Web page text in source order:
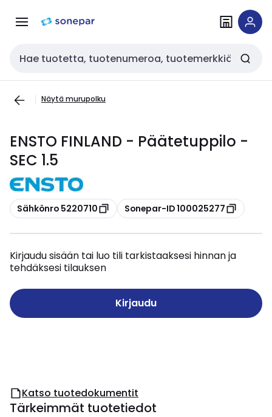
navigointiinsisältöön
Haku
Näytä murupolku
ENSTO FINLAND - Päätetuppilo -
SEC 1.5
Kopioi
Sähkönro 5220710 Kopioi
Sonepar-ID 100025277
Kirjaudu sisään tai luo tili tarkistaaksesi hinnan ja
tehdäksesi tilauksen
Kirjaudu
Katso tuotedokumentit
Tärkeimmät tuotetiedot